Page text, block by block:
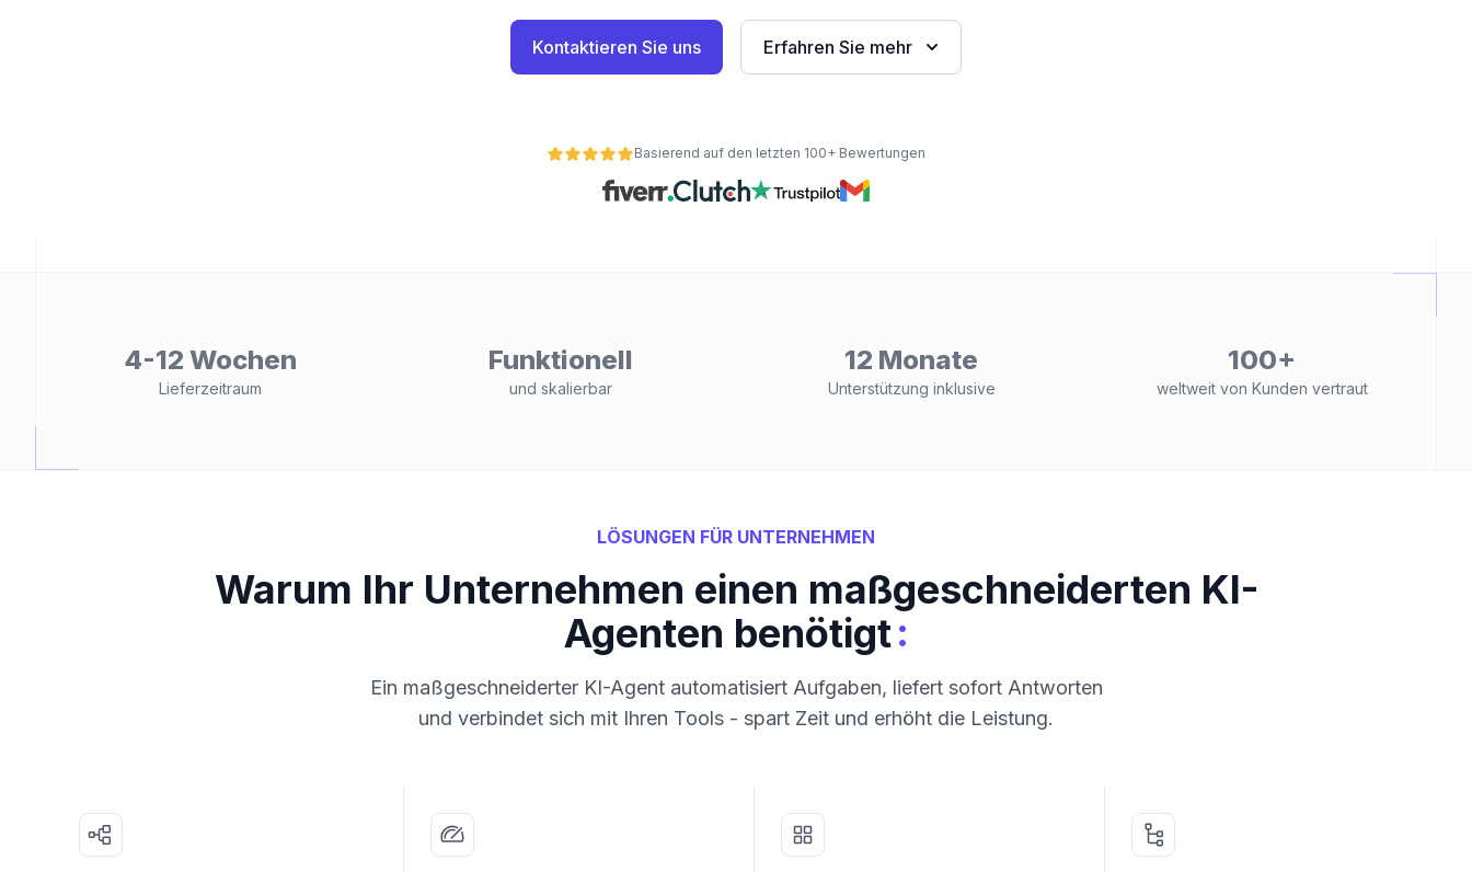
Kontaktieren Sie uns Erfahren Sie mehr
Basierend auf den letzten 100+ Bewertungen
4-12 Wochen
Lieferzeitraum
Funktionell
und skalierbar
12 Monate
Unterstützung inklusive
100+
weltweit von Kunden vertraut
LÖSUNGEN FÜR UNTERNEHMEN
Warum Ihr Unternehmen einen maßgeschneiderten KI-
Agenten benötigt:
Ein maßgeschneiderter KI-Agent automatisiert Aufgaben, liefert sofort Antworten
und verbindet sich mit Ihren Tools - spart Zeit und erhöht die Leistung.